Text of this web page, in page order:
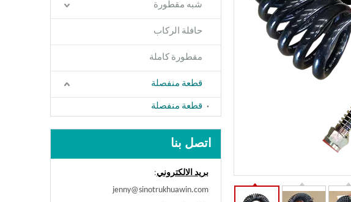
شبه مقطورة
حافلة الركاب
مقطورة كاملة
قطعة منفصلة
قطعة منفصلة
اتصل بنا
بريد الالكتروني:
jenny@sinotrukhuawin.com